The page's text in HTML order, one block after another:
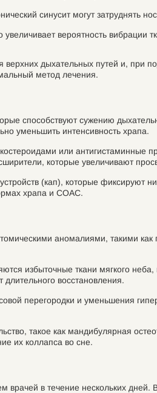
синусит могут затруднять
вероятность вибрации
верхних дыхательных путей и,
метод лечения.
способствуют сужению
уменьшить интенсивность храпа.
или антигистаминные
которые увеличивают
(кап), которые
храпа и СОАС.
аномалиями, такими
избыточные ткани мягкого
восстановления.
перегородки и уменьшения
такое как мандибулярная
их коллапса во сне.
врачей в течение нескольких